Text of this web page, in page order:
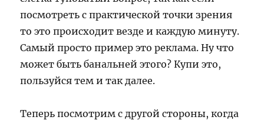
посмотреть с практической точки зрения
то это происходит везде и каждую минуту.
Самый просто пример это реклама. Ну что
может быть банальней этого? Купи это,
пользуйся тем и так далее.
Теперь посмотрим с другой стороны, когда